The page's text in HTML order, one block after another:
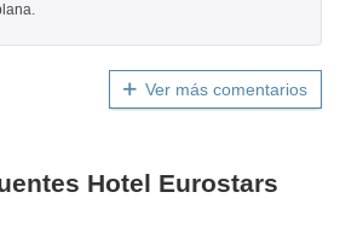
Ver más comentarios
Hotel Eurostars